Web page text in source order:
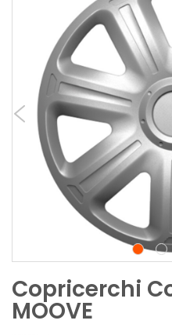
Copricerchi
MOOVE